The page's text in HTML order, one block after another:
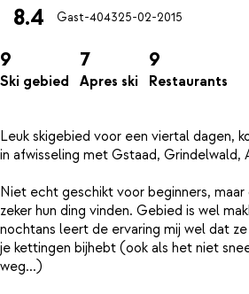
8.4 Gast-404325-02-2015
9
Ski gebied
7
Apres ski
9
Restaurants
Leuk skigebied voor een viertal dagen,
in afwisseling met Gstaad, Grindelwald,
Niet echt geschikt voor beginners,
zeker hun ding vinden. Gebied is wel
nochtans leert de ervaring mij wel dat
je kettingen bijhebt (ook als het niet
weg...)